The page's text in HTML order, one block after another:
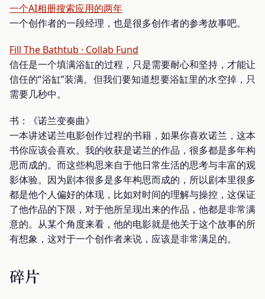
一个AI相册搜索应用的两年
一个创作者的一段经理，也是很多创作者的参考故事吧。
Fill The Bathtub · Collab Fund
信任是一个填满浴缸的过程，只是需要耐心和坚持，才能让
信任的“浴缸”装满。但我们要知道想要浴缸里的水空掉，只
需要几秒中。
书：《诺兰变奏曲》
一本讲述诺兰电影创作过程的书籍，如果你喜欢诺兰，这本
书你应该会喜欢。我的收获是诺兰的作品，很多都是多年构
思而成的。而这些构思来自于他日常生活的思考与丰富的观
影体验。因为剧本很多是多年构思而成的，所以剧本里很多
都是他个人偏好的体现，比如对时间的理解与操控，这保证
了他作品的下限，对于他所呈现出来的作品，他都是非常满
意的。从某个角度来看，他的电影就是他关于这个故事的所
有想象，这对于一个创作者来说，应该是非常满足的。
碎片